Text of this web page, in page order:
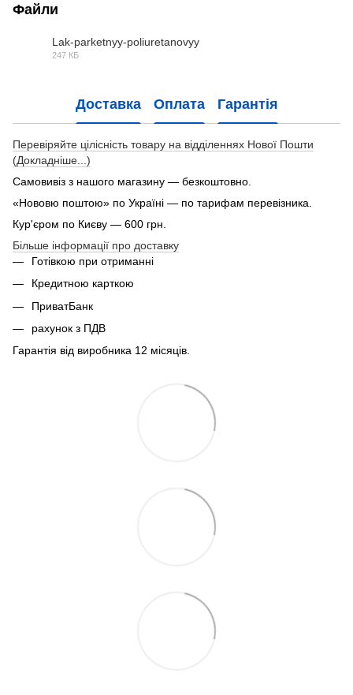
Файли
Lak-parketnyy-poliuretanovyy
247 КБ
Доставка Оплата Гарантія
Перевіряйте цілісність товару на відділеннях Нової Пошти
(Докладніше...)
Самовивіз з нашого магазину — безкоштовно.
«Нововю поштою» по Україні — по тарифам перевізника.
Кур'єром по Києву — 600 грн.
Більше інформації про доставку
Готівкою при отриманні
Кредитною карткою
ПриватБанк
рахунок з ПДВ
Гарантія від виробника 12 місяців.